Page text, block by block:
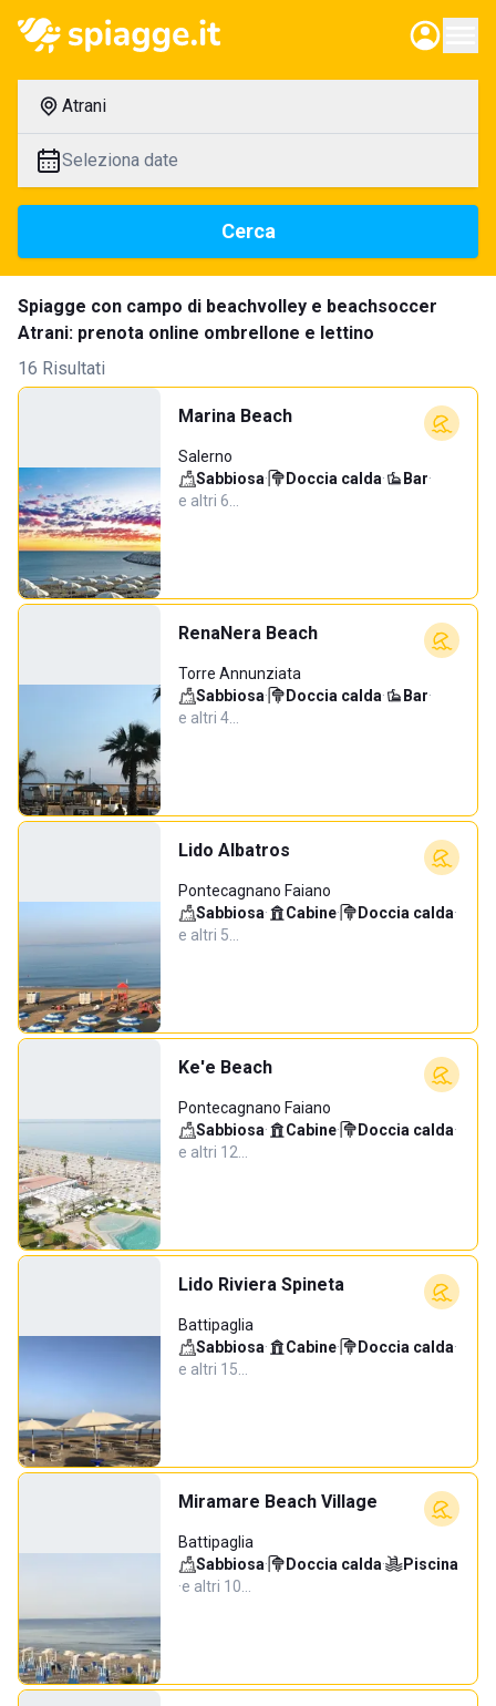
Atrani
Seleziona date
Cerca
Spiagge con campo di beachvolley e beachsoccer
Atrani: prenota online ombrellone e lettino
16 Risultati
Marina Beach
Salerno
Sabbiosa· Doccia calda· Bar·
e altri 6…
RenaNera Beach
Torre Annunziata
Sabbiosa· Doccia calda· Bar·
e altri 4…
Lido Albatros
Pontecagnano Faiano
Sabbiosa· Cabine· Doccia calda·
e altri 5…
Ke'e Beach
Pontecagnano Faiano
Sabbiosa· Cabine· Doccia calda·
e altri 12…
Lido Riviera Spineta
Battipaglia
Sabbiosa· Cabine· Doccia calda·
e altri 15…
Miramare Beach Village
Battipaglia
Sabbiosa· Doccia calda·
Piscina
·e altri 10…